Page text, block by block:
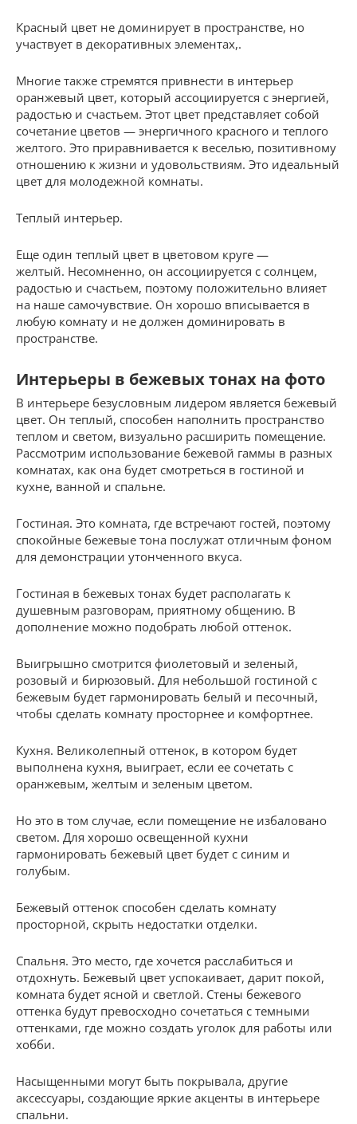
Красный цвет не доминирует в пространстве, но
участвует в декоративных элементах,.
Многие также стремятся привнести в интерьер
оранжевый цвет, который ассоциируется с энергией,
радостью и счастьем. Этот цвет представляет собой
сочетание цветов — энергичного красного и теплого
желтого. Это приравнивается к веселью, позитивному
отношению к жизни и удовольствиям. Это идеальный
цвет для молодежной комнаты.
Теплый интерьер.
Еще один теплый цвет в цветовом круге —
желтый. Несомненно, он ассоциируется с солнцем,
радостью и счастьем, поэтому положительно влияет
на наше самочувствие. Он хорошо вписывается в
любую комнату и не должен доминировать в
пространстве.
Интерьеры в бежевых тонах на фото
В интерьере безусловным лидером является бежевый
цвет. Он теплый, способен наполнить пространство
теплом и светом, визуально расширить помещение.
Рассмотрим использование бежевой гаммы в разных
комнатах, как она будет смотреться в гостиной и
кухне, ванной и спальне.
Гостиная. Это комната, где встречают гостей, поэтому
спокойные бежевые тона послужат отличным фоном
для демонстрации утонченного вкуса.
Гостиная в бежевых тонах будет располагать к
душевным разговорам, приятному общению. В
дополнение можно подобрать любой оттенок.
Выигрышно смотрится фиолетовый и зеленый,
розовый и бирюзовый. Для небольшой гостиной с
бежевым будет гармонировать белый и песочный,
чтобы сделать комнату просторнее и комфортнее.
Кухня. Великолепный оттенок, в котором будет
выполнена кухня, выиграет, если ее сочетать с
оранжевым, желтым и зеленым цветом.
Но это в том случае, если помещение не избаловано
светом. Для хорошо освещенной кухни
гармонировать бежевый цвет будет с синим и
голубым.
Бежевый оттенок способен сделать комнату
просторной, скрыть недостатки отделки.
Спальня. Это место, где хочется расслабиться и
отдохнуть. Бежевый цвет успокаивает, дарит покой,
комната будет ясной и светлой. Стены бежевого
оттенка будут превосходно сочетаться с темными
оттенками, где можно создать уголок для работы или
хобби.
Насыщенными могут быть покрывала, другие
аксессуары, создающие яркие акценты в интерьере
спальни.